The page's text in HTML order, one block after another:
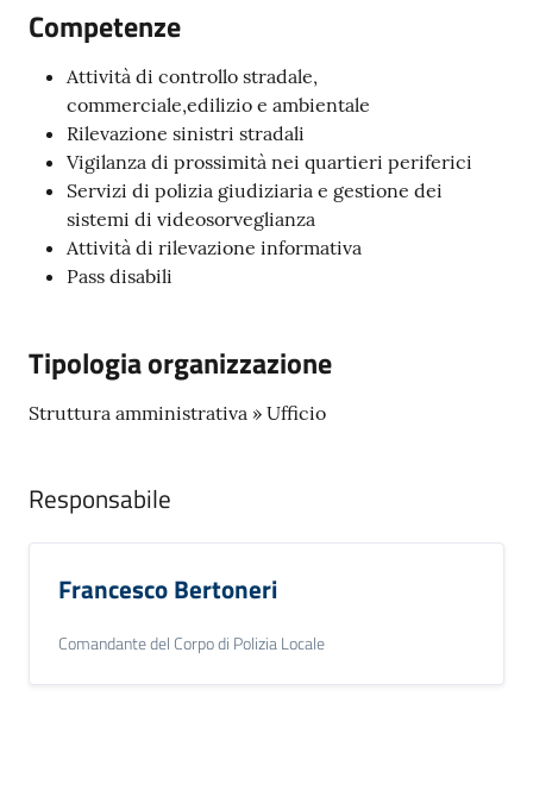
Novità
Servizi
Vivere
Comune
C
e
r
f
c
n
Competenze
Attività di controllo stradale,
commerciale,edilizio e ambientale
Rilevazione sinistri stradali
Vigilanza di prossimità nei quartieri periferici
Servizi di polizia giudiziaria e gestione dei
sistemi di videosorveglianza
Attività di rilevazione informativa
Pass disabili
Tipologia organizzazione
Struttura amministrativa » Ufficio
Responsabile
Francesco Bertoneri
Comandante del Corpo di Polizia Locale